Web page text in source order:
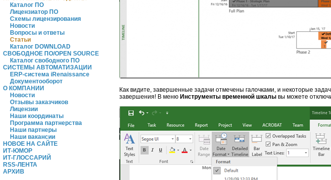
Каталог ПО
Лицензиатор ПО
Схемы лицензирования
Новости
Вопросы и ответы
Статьи
Каталог DOWNLOAD
СВОБОДНОЕ ПО/OPEN SOURCE
Каталог свободного ПО
СИСТЕМЫ АВТОМАТИЗАЦИИ
ERP-система iRenaissance
Документооборот
О КОМПАНИИ
Новости
Отзывы заказчиков
Лицензии
Наши координаты
Программа партнерства
Наши партнеры
Наши вакансии
НОВОЕ НА САЙТЕ
ИТ-ЮМОР
ИТ-ГЛОССАРИЙ
RSS-ЛЕНТА
АРХИВ
Как видите, завершенные задачи отмечены галочками, и некоторые
завершения! В меню Инструменты временной шкалы вы можете